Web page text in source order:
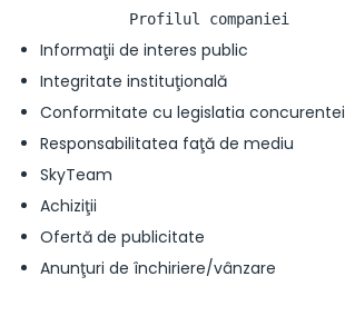
Informaţii de interes public
Integritate instituţională
Conformitate cu legislatia concurentei
Responsabilitatea faţă de mediu
SkyTeam
Achiziţii
Ofertă de publicitate
Anunţuri de închiriere/vânzare